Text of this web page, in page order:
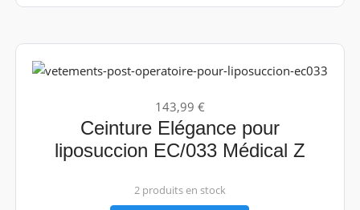
143,99 €
Ceinture Elégance pour
liposuccion EC/033 Médical Z
2 produits en stock